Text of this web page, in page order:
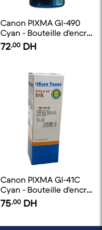
Canon PIXMA Gl-490
Cyan - Bouteille d'encre
compatible EuroToner
72,00 DH
Canon PIXMA Gl-41C
Cyan - Bouteille d'encre
compatible EuroToner
75,00 DH